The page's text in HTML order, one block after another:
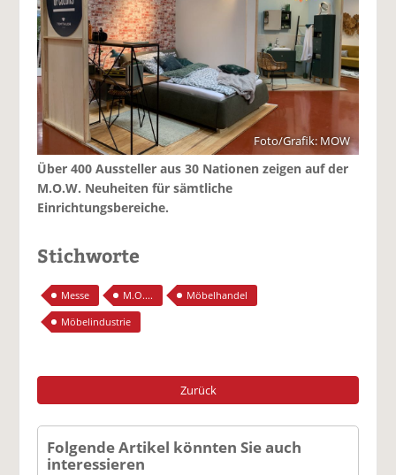
Foto/Grafik: MOW
Über 400 Aussteller aus 30 Nationen zeigen auf der
M.O.W. Neuheiten für sämtliche
Einrichtungsbereiche.
Stichworte
Messe M.O....
Möbelhandel
Möbelindustrie
Zurück
Folgende Artikel könnten Sie auch
interessieren